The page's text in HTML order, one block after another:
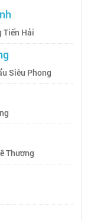
Tiến Hải
Siêu Phong
Thương